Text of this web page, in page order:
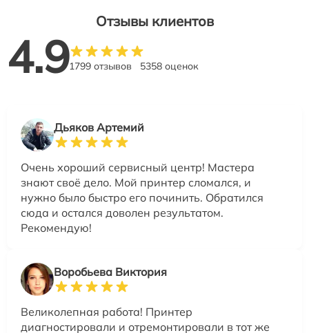
Отзывы клиентов
4.91799 отзывов 5358 оценок
Дьяков Артемий
Очень хороший сервисный центр! Мастера
знают своё дело. Мой принтер сломался, и
нужно было быстро его починить. Обратился
сюда и остался доволен результатом.
Рекомендую!
Воробьева Виктория
Великолепная работа! Принтер
диагностировали и отремонтировали в тот же